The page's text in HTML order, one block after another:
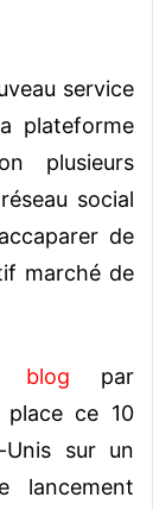
service
plateforme
plusieurs
social
de
marché de
blog par
place ce 10
Unis sur un
lancement